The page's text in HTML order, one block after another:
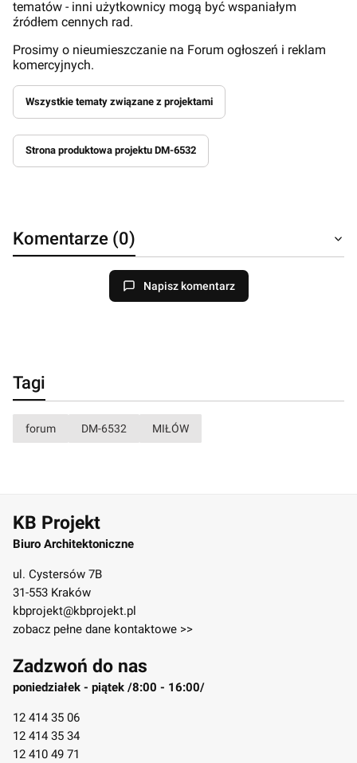
tematów - inni użytkownicy mogą być wspaniałym
źródłem cennych rad.
Prosimy o nieumieszczanie na Forum ogłoszeń i reklam
komercyjnych.
Wszystkie tematy związane z projektami
Strona produktowa projektu DM-6532
Komentarze (0)
Napisz komentarz
Tagi
forum DM-6532 MIŁÓW
KB Projekt
Biuro Architektoniczne
ul. Cystersów 7B
31-553 Kraków
kbprojekt@kbprojekt.pl
zobacz pełne dane kontaktowe >>
Zadzwoń do nas
poniedziałek - piątek /8:00 - 16:00/
12 414 35 06
12 414 35 34
12 410 49 71